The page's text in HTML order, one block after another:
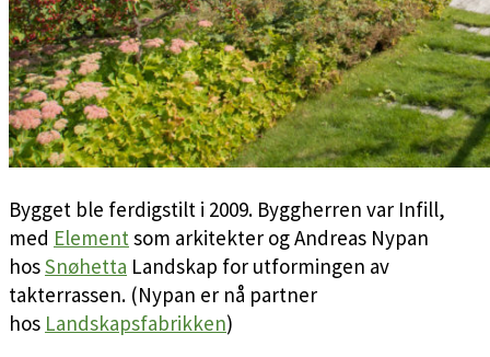
Bygget ble ferdigstilt i 2009. Byggherren var Infill,
med Elementsom arkitekter og Andreas Nypan
hosSnøhetta Landskap for utformingen av
takterrassen. (Nypan er nå partner
hos Landskapsfabrikken)